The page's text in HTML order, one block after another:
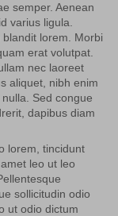
semper. Aenean
varius ligula.
lorem. Morbi
erat volutpat.
nec laoreet
aliquet, nibh enim
Sed congue
dapibus diam
lorem, tincidunt
leo ut leo
sollicitudin odio
ut odio dictum